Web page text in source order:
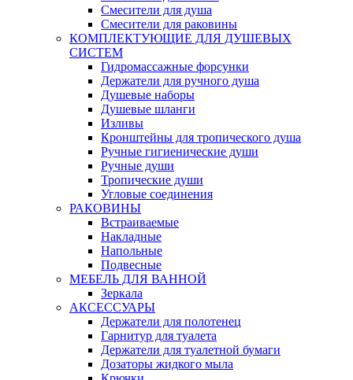
Смесители для душа
Смесители для раковины
КОМПЛЕКТУЮЩИЕ ДЛЯ ДУШЕВЫХ
СИСТЕМ
Гидромассажные форсунки
Держатели для ручного душа
Душевые наборы
Душевые шланги
Изливы
Кронштейны для тропического душа
Ручные гигиенические души
Ручные души
Тропические души
Угловые соединения
РАКОВИНЫ
Встраиваемые
Накладные
Напольные
Подвесные
МЕБЕЛЬ ДЛЯ ВАННОЙ
Зеркала
АКСЕССУАРЫ
Держатели для полотенец
Гарнитур для туалета
Держатели для туалетной бумаги
Дозаторы жидкого мыла